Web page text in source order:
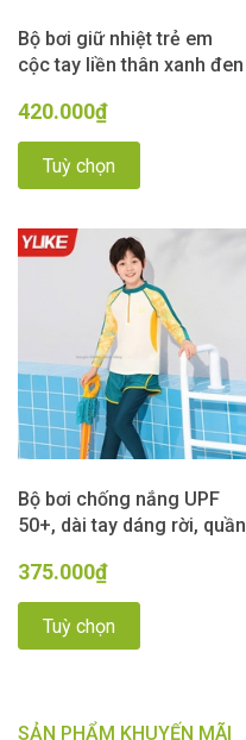
Bộ bơi giữ nhiệt trẻ em
cộc tay liền thân xanh đen
Dive&Sail
420.000₫
Tuỳ chọn
Bộ bơi chống nắng UPF
50+, dài tay dáng rời, quần
YUKE
375.000₫
Tuỳ chọn
SẢN PHẨM KHUYẾN MÃI